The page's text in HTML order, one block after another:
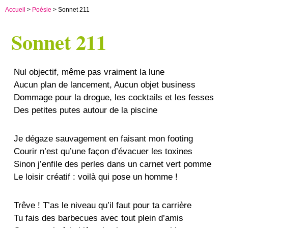
Accueil > Poésie > Sonnet 211
Sonnet 211
Nul objectif, même pas vraiment la lune
Aucun plan de lancement, Aucun objet business
Dommage pour la drogue, les cocktails et les fesses
Des petites putes autour de la piscine
Je dégaze sauvagement en faisant mon footing
Courir n’est qu’une façon d’évacuer les toxines
Sinon j’enfile des perles dans un carnet vert pomme
Le loisir créatif : voilà qui pose un homme !
Trêve ! T’as le niveau qu’il faut pour ta carrière
Tu fais des barbecues avec tout plein d’amis